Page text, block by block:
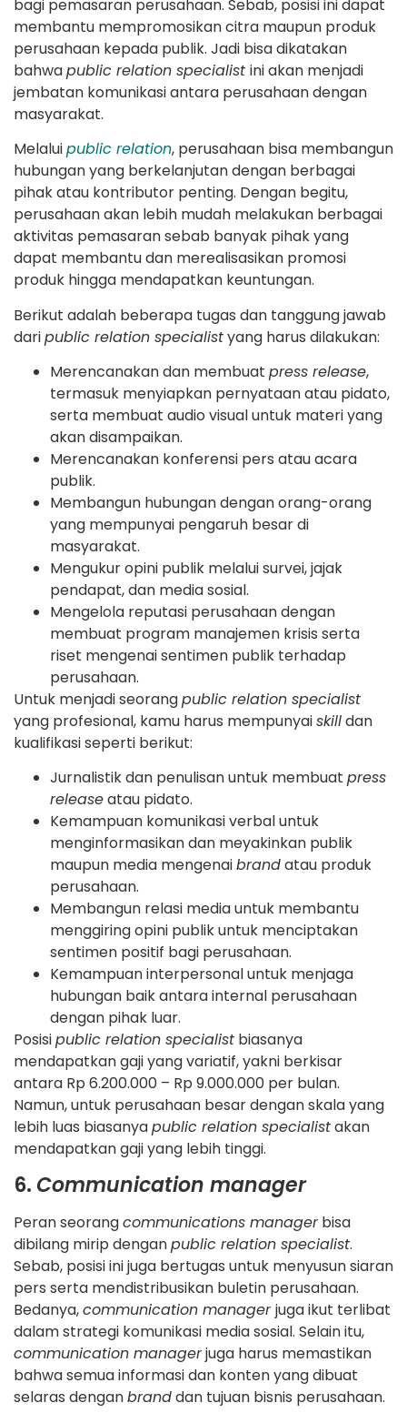
bagi pemasaran perusahaan. Sebab, posisi ini dapat
membantu mempromosikan citra maupun produk
perusahaan kepada publik. Jadi bisa dikatakan
bahwapublic relation specialist ini akan menjadi
jembatan komunikasi antara perusahaan dengan
masyarakat.
Melaluipublic relation, perusahaan bisa membangun
hubungan yang berkelanjutan dengan berbagai
pihak atau kontributor penting. Dengan begitu,
perusahaan akan lebih mudah melakukan berbagai
aktivitas pemasaran sebab banyak pihak yang
dapat membantu dan merealisasikan promosi
produk hingga mendapatkan keuntungan.
Berikut adalah beberapa tugas dan tanggung jawab
daripublic relation specialistyang harus dilakukan:
Merencanakan dan membuat press release,
termasuk menyiapkan pernyataan atau pidato,
serta membuat audio visual untuk materi yang
akan disampaikan.
Merencanakan konferensi pers atau acara
publik.
Membangun hubungan dengan orang-orang
yang mempunyai pengaruh besar di
masyarakat.
Mengukur opini publik melalui survei, jajak
pendapat, dan media sosial.
Mengelola reputasi perusahaan dengan
membuat program manajemen krisis serta
riset mengenai sentimen publik terhadap
perusahaan.
Untuk menjadi seorangpublic relation specialist
yang profesional, kamu harus mempunyaiskilldan
kualifikasi seperti berikut:
Jurnalistik dan penulisan untuk membuat press
releaseatau pidato.
Kemampuan komunikasi verbal untuk
menginformasikan dan meyakinkan publik
maupun media mengenaibrandatau produk
perusahaan.
Membangun relasi media untuk membantu
menggiring opini publik untuk menciptakan
sentimen positif bagi perusahaan.
Kemampuan interpersonal untuk menjaga
hubungan baik antara internal perusahaan
dengan pihak luar.
Posisipublic relation specialist biasanya
mendapatkan gaji yang variatif, yakni berkisar
antara Rp 6.200.000 – Rp 9.000.000 per bulan.
Namun, untuk perusahaan besar dengan skala yang
lebih luas biasanyapublic relation specialistakan
mendapatkan gaji yang lebih tinggi.
6. Communication manager
Peran seorangcommunications managerbisa
dibilang mirip denganpublic relation specialist.
Sebab, posisi ini juga bertugas untuk menyusun siaran
pers serta mendistribusikan buletin perusahaan.
Bedanya,communication managerjuga ikut terlibat
dalam strategi komunikasi media sosial. Selain itu,
communication managerjuga harus memastikan
bahwa semua informasi dan konten yang dibuat
selaras denganbranddan tujuan bisnis perusahaan.